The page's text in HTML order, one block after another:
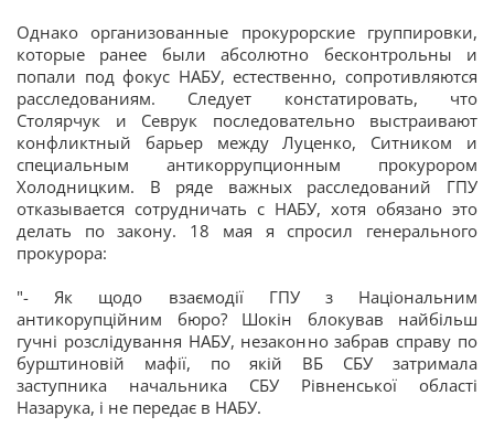
Однако организованные прокурорские группировки,
которые ранее были абсолютно бесконтрольны и
попали под фокус НАБУ, естественно, сопротивляются
расследованиям. Следует констатировать, что
Столярчук и Севрук последовательно выстраивают
конфликтный барьер между Луценко, Ситником и
специальным антикоррупционным прокурором
Холодницким. В ряде важных расследований ГПУ
отказывается сотрудничать с НАБУ, хотя обязано это
делать по закону. 18 мая я спросил генерального
прокурора:
"- Як щодо взаємодії ГПУ з Національним
антикорупційним бюро? Шокін блокував найбільш
гучні розслідування НАБУ, незаконно забрав справу по
бурштиновій мафії, по якій ВБ СБУ затримала
заступника начальника СБУ Рівненської області
Назарука, і не передає в НАБУ.